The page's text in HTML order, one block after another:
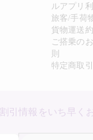
ルアプリ
旅客/手荷
貨物運送
ご搭乗の
則
特定商取
引情報をいち早く